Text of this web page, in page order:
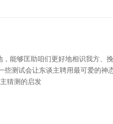
能够匡助咱们更好地相识我方、
测试会让东谈主聘用最可爱的神
猜测的启发